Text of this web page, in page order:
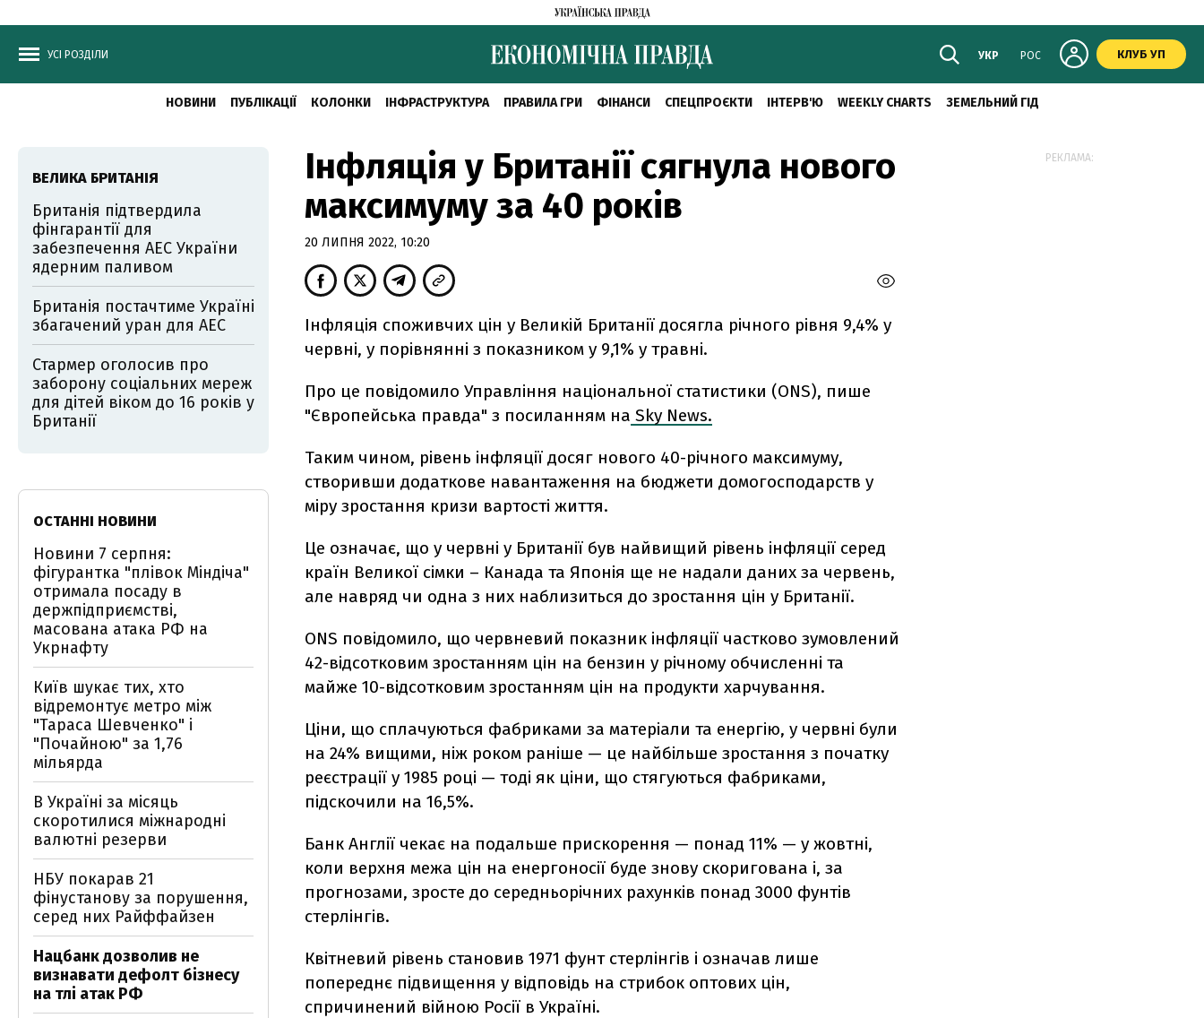
УСІ РОЗДІЛИ УКР РОС КЛУБ УП
НОВИНИ ПУБЛІКАЦІЇ КОЛОНКИ ІНФРАСТРУКТУРА ПРАВИЛА ГРИ ФІНАНСИ СПЕЦПРОЄКТИ ІНТЕРВ'Ю WEEKLY CHARTS ЗЕМЕЛЬНИЙ ГІД
Інфляція у Британії сягнула нового
максимуму за 40 років
20 ЛИПНЯ 2022, 10:20
Інфляція споживчих цін у Великій Британії досягла річного рівня 9,4% у
червні, у порівнянні з показником у 9,1% у травні.
Про це повідомило Управління національної статистики (ONS), пише
"Європейська правда" з посиланням на Sky News.
Таким чином, рівень інфляції досяг нового 40-річного максимуму,
створивши додаткове навантаження на бюджети домогосподарств у
міру зростання кризи вартості життя.
Це означає, що у червні у Британії був найвищий рівень інфляції серед
країн Великої сімки – Канада та Японія ще не надали даних за червень,
але навряд чи одна з них наблизиться до зростання цін у Британії.
ONS повідомило, що червневий показник інфляції частково зумовлений
42-відсотковим зростанням цін на бензин у річному обчисленні та
майже 10-відсотковим зростанням цін на продукти харчування.
Ціни, що сплачуються фабриками за матеріали та енергію, у червні були
на 24% вищими, ніж роком раніше — це найбільше зростання з початку
реєстрації у 1985 році — тоді як ціни, що стягуються фабриками,
підскочили на 16,5%.
Банк Англії чекає на подальше прискорення — понад 11% — у жовтні,
коли верхня межа цін на енергоносії буде знову скоригована і, за
прогнозами, зросте до середньорічних рахунків понад 3000 фунтів
стерлінгів.
Квітневий рівень становив 1971 фунт стерлінгів і означав лише
попереднє підвищення у відповідь на стрибок оптових цін,
спричинений війною Росії в Україні.
ВЕЛИКА БРИТАНІЯ
Британія підтвердила
фінгарантії для
забезпечення АЕС України
ядерним паливом
Британія постачтиме Україні
збагачений уран для АЕС
Стармер оголосив про
заборону соціальних мереж
для дітей віком до 16 років у
Британії
ОСТАННІ НОВИНИ
Новини 7 серпня:
фігурантка "плівок Міндіча"
отримала посаду в
держпідприємстві,
масована атака РФ на
Укрнафту
Київ шукає тих, хто
відремонтує метро між
"Тараса Шевченко" і
"Почайною" за 1,76
мільярда
В Україні за місяць
скоротилися міжнародні
валютні резерви
НБУ покарав 21
фінустанову за порушення,
серед них Райффайзен
Нацбанк дозволив не
визнавати дефолт бізнесу
на тлі атак РФ
РЕКЛАМА: